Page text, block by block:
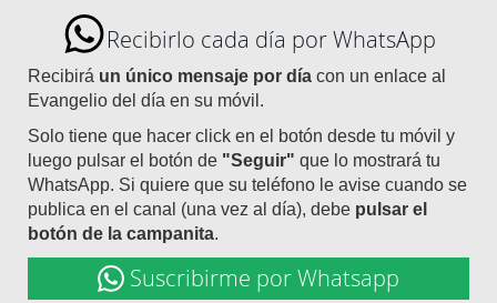
Recibirlo cada día por WhatsApp
Recibirá un único mensaje por día con un enlace al
Evangelio del día en su móvil.
Solo tiene que hacer click en el botón desde tu móvil y
luego pulsar el botón de "Seguir" que lo mostrará tu
WhatsApp. Si quiere que su teléfono le avise cuando se
publica en el canal (una vez al día), debe pulsar el
botón de la campanita.
Suscribirme por Whatsapp